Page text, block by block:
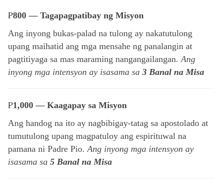
₱800 — Tagapagpatibay ng Misyon
Ang inyong bukas-palad na tulong ay nakatutulong
upang maihatid ang mga mensahe ng panalangin at
pagtitiyaga sa mas maraming nangangailangan. Ang
inyong mga intensyon ay isasama sa 3 Banal na Misa
₱1,000 — Kaagapay sa Misyon
Ang handog na ito ay nagbibigay-tatag sa apostolado at
tumutulong upang magpatuloy ang espirituwal na
pamana ni Padre Pio. Ang inyong mga intensyon ay
isasama sa 5 Banal na Misa